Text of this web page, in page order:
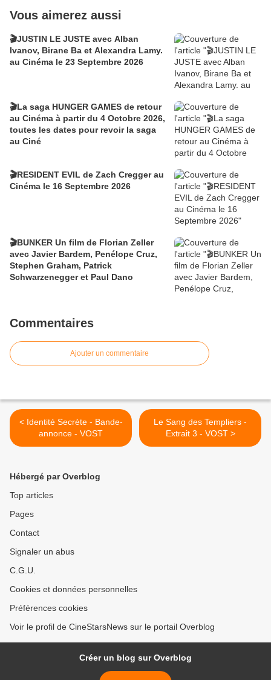
Vous aimerez aussi
🎬JUSTIN LE JUSTE avec Alban
Ivanov, Birane Ba et Alexandra Lamy.
au Cinéma le 23 Septembre 2026
🎬La saga HUNGER GAMES de retour
au Cinéma à partir du 4 Octobre 2026,
toutes les dates pour revoir la saga
au Ciné
🎬RESIDENT EVIL de Zach Cregger au
Cinéma le 16 Septembre 2026
🎬BUNKER Un film de Florian Zeller
avec Javier Bardem, Penélope Cruz,
Stephen Graham, Patrick
Schwarzenegger et Paul Dano
Commentaires
Ajouter un commentaire
< Identité Secrète - Bande-
annonce - VOST
Le Sang des Templiers -
Extrait 3 - VOST >
Hébergé par Overblog
Top articles
Pages
Contact
Signaler un abus
C.G.U.
Cookies et données personnelles
Préférences cookies
Voir le profil de CineStarsNews sur le portail Overblog
Créer un blog sur Overblog